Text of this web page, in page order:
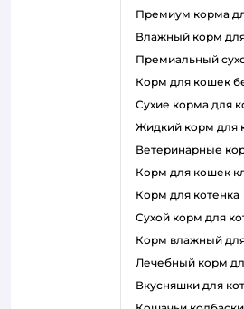
премиум корма
влажный корм
премиальный
корм для кошек
сухие корма для
жидкий корм для
ветеринарные
корм для кошек
корм для котенка
сухой корм для
корм влажный
лечебный корм
вкусняшки для